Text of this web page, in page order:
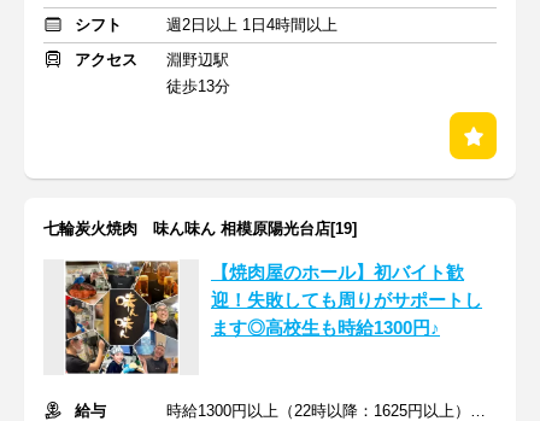
シフト
週2日以上 1日4時間以上
アクセス
淵野辺駅
徒歩13分
七輪炭火焼肉 味ん味ん 相模原陽光台店[19]
【焼肉屋のホール】初バイト歓
迎！失敗しても周りがサポートし
ます◎高校生も時給1300円♪
給与
時給1300円以上（22時以降：1625円以上）＋交通費支給